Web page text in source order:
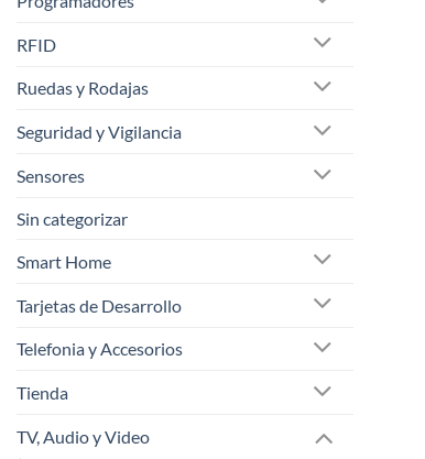
RFID
Ruedas y Rodajas
Seguridad y Vigilancia
Sensores
Sin categorizar
Smart Home
Tarjetas de Desarrollo
Telefonia y Accesorios
Tienda
TV, Audio y Video